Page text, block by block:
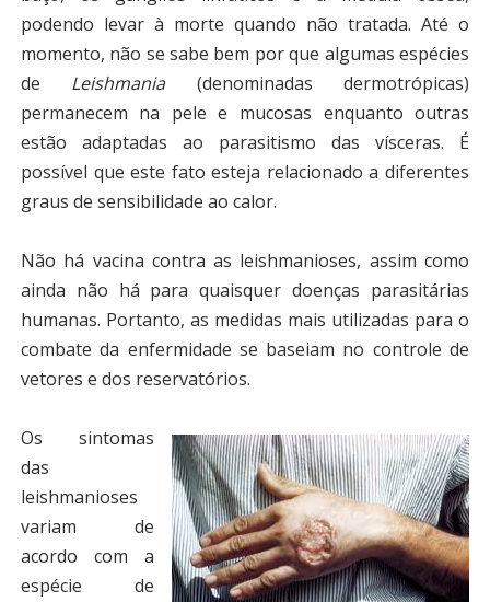
podendo levar à morte quando não tratada. Até o
momento, não se sabe bem por que algumas espécies
de Leishmania(denominadas dermotrópicas)
permanecem na pele e mucosas enquanto outras
estão adaptadas ao parasitismo das vísceras. É
possível que este fato esteja relacionado a diferentes
graus de sensibilidade ao calor.
Não há vacina contra as leishmanioses, assim como
ainda não há para quaisquer doenças parasitárias
humanas. Portanto, as medidas mais utilizadas para o
combate da enfermidade se baseiam no controle de
vetores e dos reservatórios.
Os sintomas
das
leishmanioses
variam de
acordo com a
espécie de